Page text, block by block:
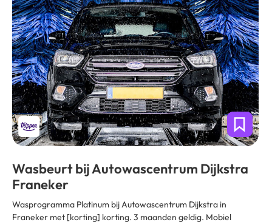
Wasbeurt bij Autowascentrum Dijkstra
Franeker
Wasprogramma Platinum bij Autowascentrum Dijkstra in
Franeker met [korting] korting. 3 maanden geldig. Mobiel